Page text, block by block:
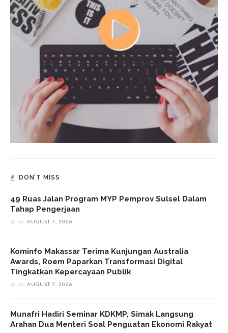
DON’T MISS
49 Ruas Jalan Program MYP Pemprov Sulsel Dalam
Tahap Pengerjaan
on AUGUST 7, 2026
Kominfo Makassar Terima Kunjungan Australia
Awards, Roem Paparkan Transformasi Digital
Tingkatkan Kepercayaan Publik
on AUGUST 7, 2026
Munafri Hadiri Seminar KDKMP, Simak Langsung
Arahan Dua Menteri Soal Penguatan Ekonomi Rakyat